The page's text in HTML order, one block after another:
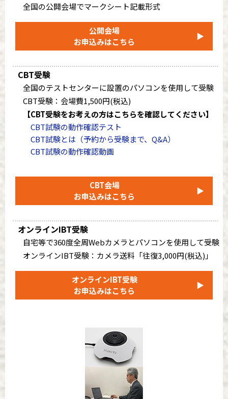
全国の公開会場でマークシート記載形式
公開会場
お申込みはこちら
▶
CBT受験
全国のテストセンターに設置のパソコンを使用して受験
CBT受験：会場費1,500円(税込)
【CBT受験をお考えの方はこちらを確認してください】
CBT試験の動作確認テスト
CBT試験とは（予約から受験まで、Q&A）
CBT試験の動作確認動画
CBT会場
お申込みはこちら
▶
オンラインIBT受験
自宅等で360度全周Webカメラとパソコンを使用して受験
オンラインIBT受験：カメラ送料「往復3,000円(税込)」
オンラインIBT受験
お申込みはこちら
▶